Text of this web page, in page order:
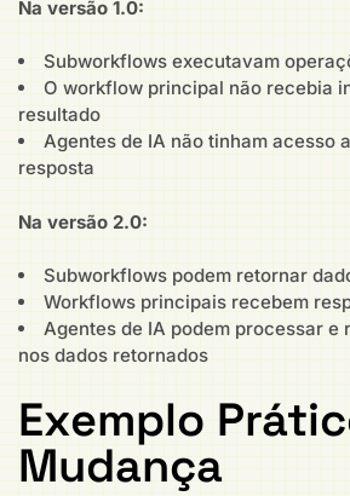
Na versão 1.0:
Subworkflows executavam
O workflow principal não recebia
resultado
Agentes de IA não tinham acesso
resposta
Na versão 2.0:
Subworkflows podem retornar
Workflows principais recebem
Agentes de IA podem processar e
nos dados retornados
Exemplo
Mudança